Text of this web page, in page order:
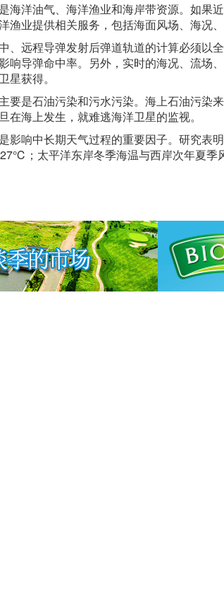
海洋油气、海洋渔业和海岸带资源。如果
业提供相关服务，包括海面风场、海况、
、远程导弹发射后弹道轨道的计算必须以
响导弹命中率。另外，实时的海况、流场
获得。
要是石油污染和污水污染。海上石油污染
海上发生，就难逃海洋卫星的监视。
影响中长期天气过程的重要因子。研究表
；太平洋东岸冬季海温与西岸次年夏